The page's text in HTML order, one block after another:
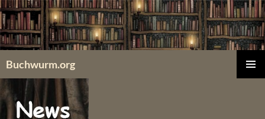
Zum
Inhalt
springen
Buchwurm.org